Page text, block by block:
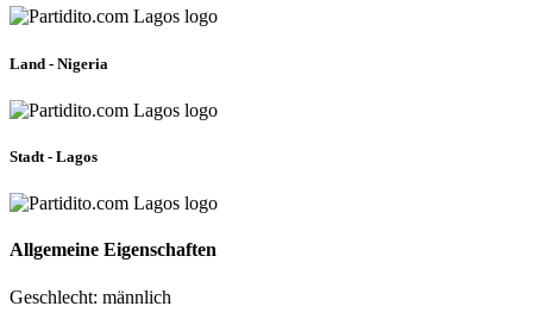
Land - Nigeria
Stadt - Lagos
Allgemeine Eigenschaften
Geschlecht: männlich